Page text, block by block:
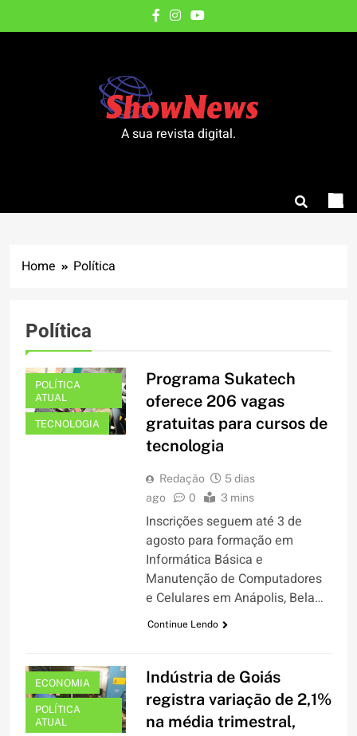
to
A sua revista digital.
Home Política
Política
POLÍTICA
ATUAL
TECNOLOGIA
Programa Sukatech
oferece 206 vagas
gratuitas para cursos de
tecnologia
Redação
5 dias
ago
0 3 mins
Inscrições seguem até 3 de
agosto para formação em
Informática Básica e
Manutenção de Computadores
e Celulares em Anápolis, Bela…
Continue Lendo
ECONOMIA
POLÍTICA
ATUAL
Indústria de Goiás
registra variação de 2,1%
na média trimestral,